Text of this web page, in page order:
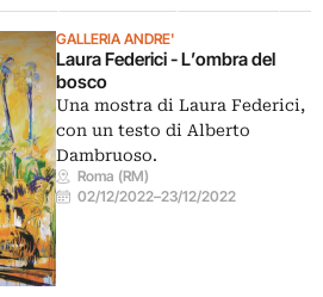
GALLERIA ANDRE'
Laura Federici - L’ombra del
bosco
Una mostra di Laura Federici,
con un testo di Alberto
Dambruoso.
Roma (RM)
02/12/2022–23/12/2022